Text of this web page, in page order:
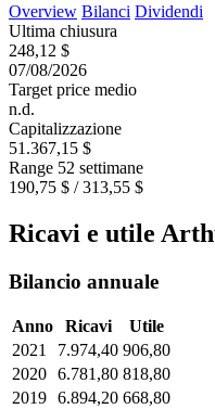
Overview Bilanci Dividendi
Ultima chiusura
248,12 $
07/08/2026
Target price medio
n.d.
Capitalizzazione
51.367,15 $
Range 52 settimane
190,75 $ / 313,55 $
Ricavi e utile
Bilancio annuale
Anno Ricavi
Utile
2021
7.974,40 906,80
2020 6.781,80 818,80
2019 6.894,20 668,80